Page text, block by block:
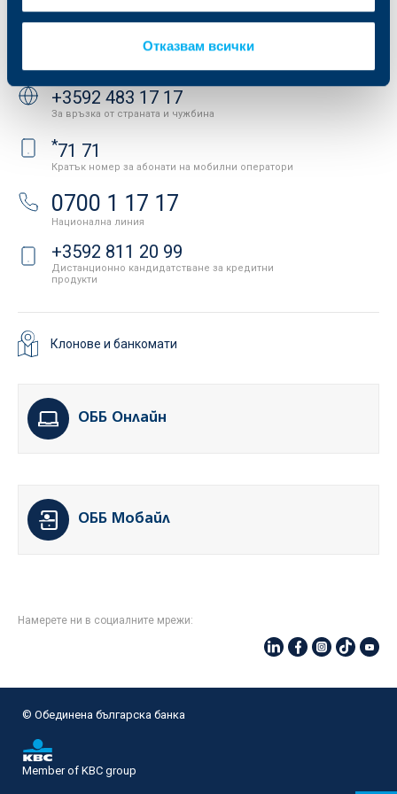
Отказвам всички
Контакти
API портал за разработчици
Свържете се с нас
+3592 483 17 17
За връзка от страната и чужбина
*71 71
Кратък номер за абонати на мобилни оператори
0700 1 17 17
Национална линия
+3592 811 20 99
Дистанционно кандидатстване за кредитни
продукти
Клонове и банкомати
ОББ Онлайн
ОББ Мобайл
Намерете ни в социалните мрежи:
© Oбединена българска банка
Member of KBC group